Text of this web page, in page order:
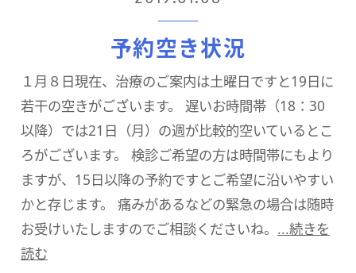
予約空き状況
１月８日現在、治療のご案内は土曜日ですと19日に
若干の空きがございます。 遅いお時間帯（18：30
以降）では21日（月）の週が比較的空いているとこ
ろがございます。 検診ご希望の方は時間帯にもより
ますが、15日以降の予約ですとご希望に沿いやすい
かと存じます。 痛みがあるなどの緊急の場合は随時
お受けいたしますのでご相談くださいね。 ...続きを
読む